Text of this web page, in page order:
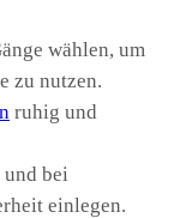
wählen, um
zu nutzen.
ruhig und
bei
einlegen.